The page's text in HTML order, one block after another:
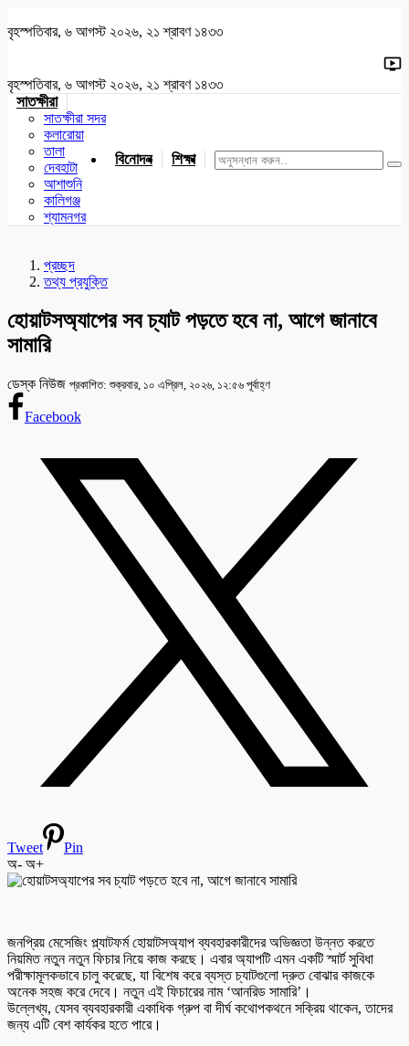
বৃহস্পতিবার, ৬ আগস্ট ২০২৬, ২১ শ্রাবণ ১৪৩৩
বৃহস্পতিবার, ৬ আগস্ট ২০২৬, ২১ শ্রাবণ ১৪৩৩
সাতক্ষীরা
সাতক্ষীরা সদর
কলারোয়া
তালা
দেবহাটা
আশাশুনি
কালিগঞ্জ
শ্যামনগর
বিনোদন শিক্ষা খেলাধুলা জাতীয় যশোর
প্রচ্ছদ
তথ্য প্রযুক্তি
হোয়াটসঅ্যাপের সব চ্যাট পড়তে হবে না, আগে জানাবে
সামারি
ডেস্ক নিউজ প্রকাশিত: শুক্রবার, ১০ এপ্রিল, ২০২৬, ১২:৫৬ পূর্বাহ্ণ
Facebook
Tweet
Pin
অ- অ+
জনপ্রিয় মেসেজিং প্ল্যাটফর্ম হোয়াটসঅ্যাপ ব্যবহারকারীদের অভিজ্ঞতা উন্নত করতে
নিয়মিত নতুন নতুন ফিচার নিয়ে কাজ করছে। এবার অ্যাপটি এমন একটি স্মার্ট সুবিধা
পরীক্ষামূলকভাবে চালু করেছে, যা বিশেষ করে ব্যস্ত চ্যাটগুলো দ্রুত বোঝার কাজকে
অনেক সহজ করে দেবে। নতুন এই ফিচারের নাম ‘আনরিড সামারি’।
উল্লেখ্য, যেসব ব্যবহারকারী একাধিক গ্রুপ বা দীর্ঘ কথোপকথনে সক্রিয় থাকেন, তাদের
জন্য এটি বেশ কার্যকর হতে পারে।